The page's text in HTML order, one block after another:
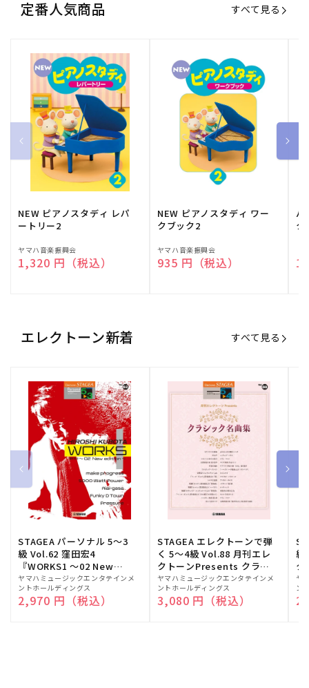
定番人気商品 すべて見る
NEW ピアノスタディ レパ
ートリー2
販
売
ヤマハ音楽振興会
通常価格
1,320 円（税込）
NEW ピアノスタディ ワー
クブック2
販
売
ヤマハ音楽振興会
通常価格
935 円（税込）
バ
ク
売
エレクトーン新着 すべて見る
STAGEA パーソナル 5～3
級 Vol.62 窪田宏4
『WORKS1 ～02 New
edition～』
販
売
元:
ヤマハミュージックエンタテインメ
ントホールディングス
通常価格
2,970 円（税込）
STAGEA エレクトーンで弾
く 5～4級 Vol.88 月刊エレ
クトーンPresents クラシ
ック名曲集
販
売
元:
ヤマハミュージックエンタテインメ
ントホールディングス
通常価格
3,080 円（税込）
級
ク
販
売
元:
ヤ
ン